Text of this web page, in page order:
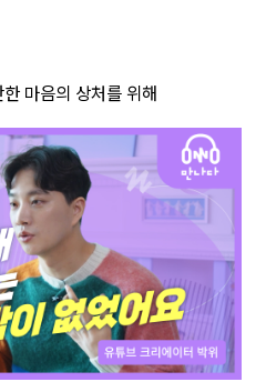
마음의 상처를 위해